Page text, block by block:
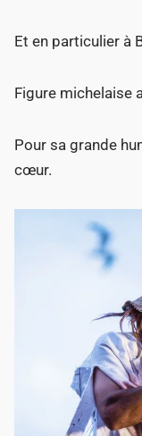
Et en particulier à
Figure michelaise
Pour sa grande
cœur.